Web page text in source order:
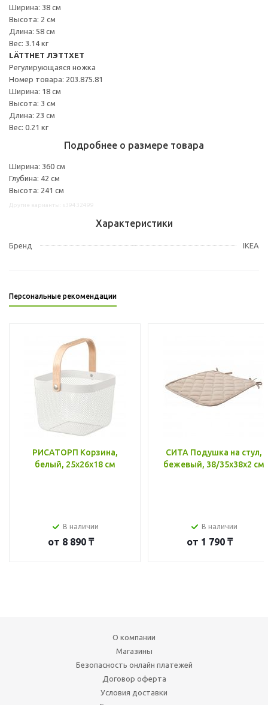
Ширина: 38 см
Высота: 2 см
Длина: 58 см
Вес: 3.14 кг
LÄTTHET ЛЭТТХЕТ
Регулирующаяся ножка
Номер товара: 203.875.81
Ширина: 18 см
Высота: 3 см
Длина: 23 см
Вес: 0.21 кг
Подробнее о размере товара
Ширина: 360 см
Глубина: 42 см
Высота: 241 см
Характеристики
Бренд IKEA
Персональные рекомендации
РИСАТОРП Корзина,
белый, 25x26x18 см
В наличии
от 8 890 ₸
СИТА Подушка на стул,
бежевый, 38/35x38x2 см
В наличии
от 1 790 ₸
О компании
Магазины
Безопасность онлайн платежей
Договор оферта
Условия доставки